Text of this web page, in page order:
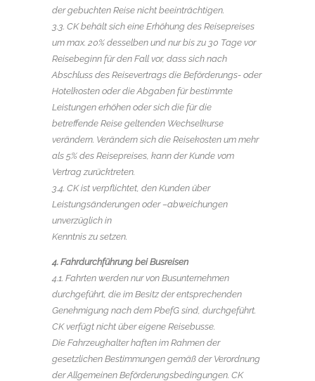
der gebuchten Reise nicht beeinträchtigen.
3.3. CK behält sich eine Erhöhung des Reisepreises
um max. 20% desselben und nur bis zu 30 Tage vor
Reisebeginn für den Fall vor, dass sich nach
Abschluss des Reisevertrags die Beförderungs- oder
Hotelkosten oder die Abgaben für bestimmte
Leistungen erhöhen oder sich die für die
betreffende Reise geltenden Wechselkurse
verändern. Verändern sich die Reisekosten um mehr
als 5% des Reisepreises, kann der Kunde vom
Vertrag zurücktreten.
3.4. CK ist verpflichtet, den Kunden über
Leistungsänderungen oder –abweichungen
unverzüglich in
Kenntnis zu setzen.
4. Fahrdurchführung bei Busreisen
4.1. Fahrten werden nur von Busunternehmen
durchgeführt, die im Besitz der entsprechenden
Genehmigung nach dem PbefG sind, durchgeführt.
CK verfügt nicht über eigene Reisebusse.
Die Fahrzeughalter haften im Rahmen der
gesetzlichen Bestimmungen gemäß der Verordnung
der Allgemeinen Beförderungsbedingungen. CK